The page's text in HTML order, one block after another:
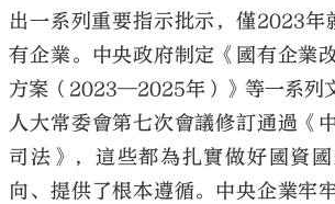
出一系列重要指示批示，僅2023年
有企業。中央政府制定《國有企業
方案（2023—2025年）》等一系列
人大常委會第七次會議修訂通過《
司法》，這些都為扎實做好國資
向、提供了根本遵循。中央企業牢